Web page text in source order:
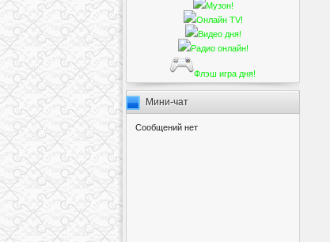
Музон!
Онлайн TV!
Видео дня!
Радио онлайн!
Флэш игра дня!
Мини-чат